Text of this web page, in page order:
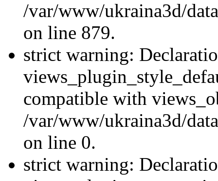
/var/www/ukraina3d/
on line 879.
strict warning:
compatible with
/var/www/ukraina3d/
on line 0.
strict warning: